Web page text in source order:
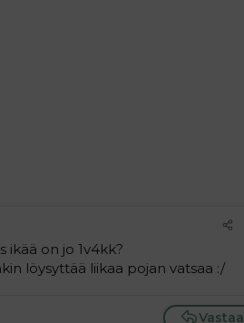
ikää on jo 1v4kk?
löysyttää liikaa pojan vatsaa :/
Vastaa